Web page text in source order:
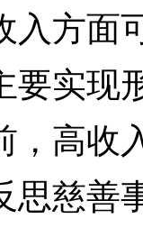
入方面
要实现
，高收
思慈善